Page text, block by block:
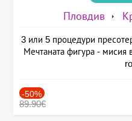
Пловдив
3 или 5 процедури
Мечтаната фигура -
-50%
89.90€